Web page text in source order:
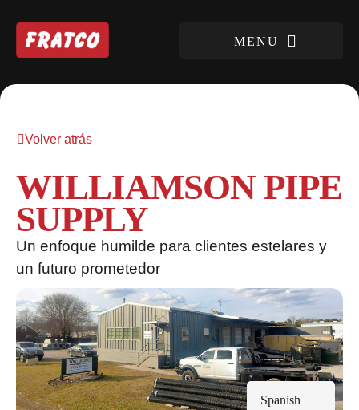
Volver atrás
WILLIAMSON PIPE
SUPPLY
Un enfoque humilde para clientes estelares y
un futuro prometedor
Spanish